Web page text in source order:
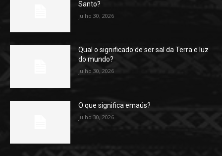
Santo?
julho 30, 2026
Qual o significado de ser sal da Terra e luz
do mundo?
julho 30, 2026
O que significa emaús?
julho 30, 2026